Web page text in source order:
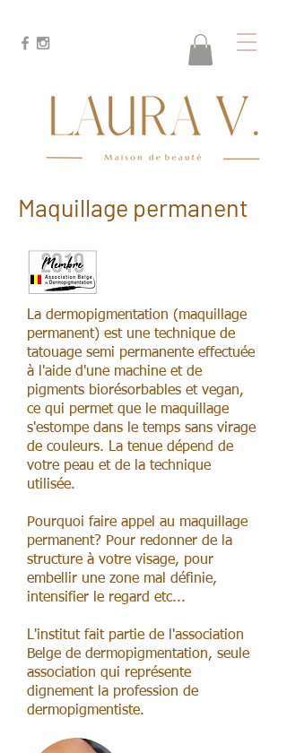
Maquillage permanent
La dermopigmentation (maquillage
permanent) est une technique de
tatouage semi permanente effectuée
à l'aide d'une machine et de
pigments biorésorbables et vegan,
ce qui permet que le maquillage
s'estompe dans le temps sans virage
de couleurs. La tenue dépend de
votre peau et de la technique
utilisée.
Pourquoi faire appel au maquillage
permanent? Pour redonner de la
structure à votre visage, pour
embellir une zone mal définie,
intensifier le regard etc...
L'institut fait partie de l'association
Belge de dermopigmentation, seule
association qui représente
dignement la profession de
dermopigmentiste.